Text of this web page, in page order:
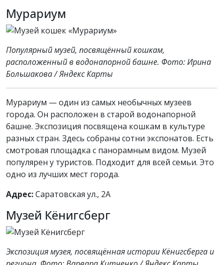
Мурариум
Популярный музей, посвящённый кошкам,
расположенный в водонапорной башне. Фото: Ирина
Большакова / Яндекс Карты
Мурариум — один из самых необычных музеев
города. Он расположен в старой водонапорной
башне. Экспозиция посвящена кошкам в культуре
разных стран. Здесь собраны сотни экспонатов. Есть
смотровая площадка с панорамным видом. Музей
популярен у туристов. Подходит для всей семьи. Это
одно из лучших мест города.
Адрес:Саратовская ул., 2А
Музей Кёнигсберг
Экспозиция музея, посвящённая истории Кёнигсберга и